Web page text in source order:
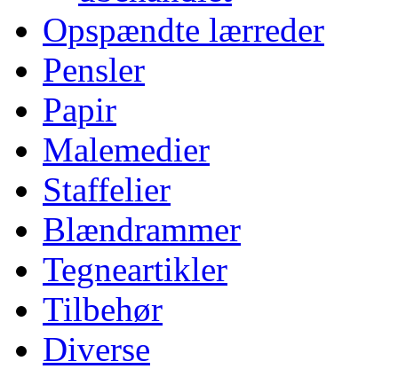
Opspændte lærreder
Pensler
Papir
Malemedier
Staffelier
Blændrammer
Tegneartikler
Tilbehør
Diverse